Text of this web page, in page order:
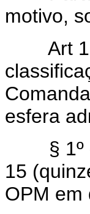
motivo,
Art 15
esfera
§ 1º -
15
OPM em